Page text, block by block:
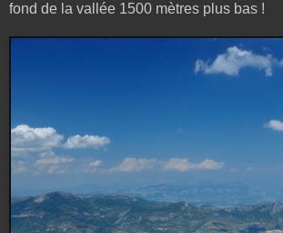
fond de la vallée 1500 mètres plus bas !